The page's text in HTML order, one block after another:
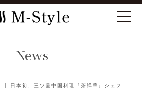
News
日本初、三ツ星中国料理『茶禅華』シェフ